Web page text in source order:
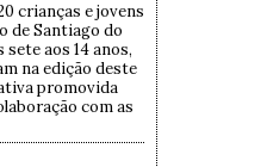
crianças e jovens
de Santiago do
sete aos 14 anos,
na edição deste
promovida
com as